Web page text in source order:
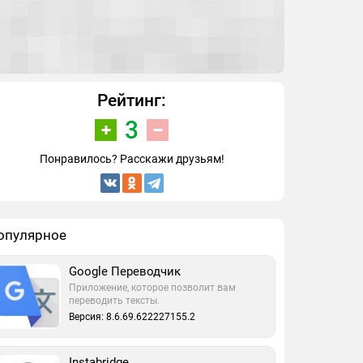
Рейтинг:
3
Понравилось? Расскажи друзьям!
Google Переводчик
Приложение, которое позволит вам
переводить тексты.
Версия: 8.6.69.622227155.2